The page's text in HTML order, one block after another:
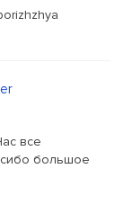
все
большое